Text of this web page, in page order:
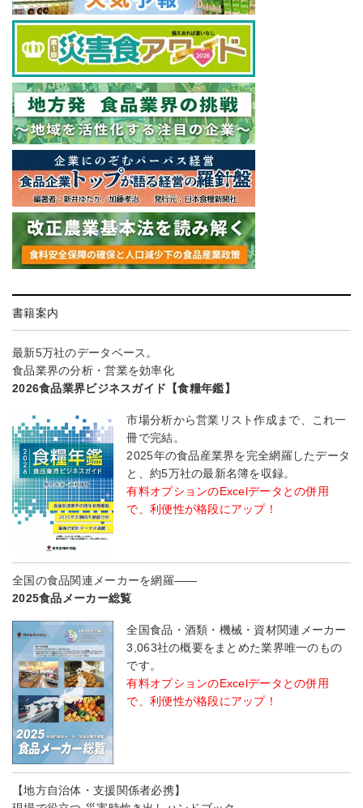
書籍案内
最新5万社のデータベース。
食品業界の分析・営業を効率化
2026食品業界ビジネスガイド【食糧年鑑】
市場分析から営業リスト作成まで、これ一
冊で完結。
2025年の食品産業界を完全網羅したデータ
と、約5万社の最新名簿を収録。
有料オプションのExcelデータとの併用
で、利便性が格段にアップ！
全国の食品関連メーカーを網羅――
2025食品メーカー総覧
全国食品・酒類・機械・資材関連メーカー
3,063社の概要をまとめた業界唯一のもの
です。
有料オプションのExcelデータとの併用
で、利便性が格段にアップ！
【地方自治体・支援関係者必携】